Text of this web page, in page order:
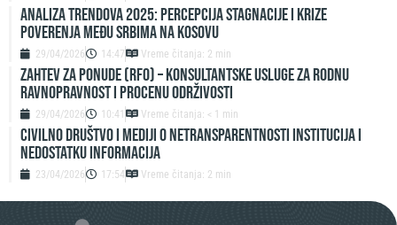
ANALIZA TRENDOVA 2025: PERCEPCIJA STAGNACIJE I KRIZE
POVERENJA MEĐU SRBIMA NA KOSOVU
29/04/2026 14:47 Vreme čitanja: 2 min
ZAHTEV ZA PONUDE (RFO) – Konsultantske usluge za rodnu
ravnopravnost i procenu održivosti
29/04/2026 10:41 Vreme čitanja: < 1 min
Civilno društvo i mediji o netransparentnosti institucija i
nedostatku informacija
23/04/2026 17:54 Vreme čitanja: 2 min